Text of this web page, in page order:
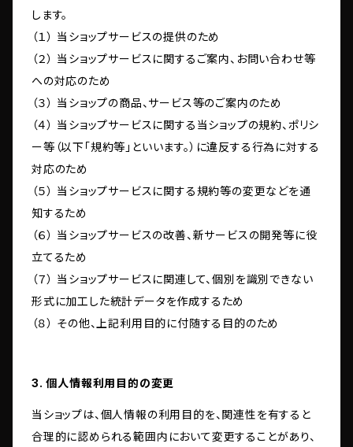
します。
（１） 当ショップサービスの提供のため
（２） 当ショップサービスに関するご案内、お問い合わせ等
への対応のため
（３） 当ショップの商品、サービス等のご案内のため
（４） 当ショップサービスに関する当ショップの規約、ポリシ
ー等（以下「規約等」といいます。）に違反する行為に対する
対応のため
（５） 当ショップサービスに関する規約等の変更などを通
知するため
（６） 当ショップサービスの改善、新サービスの開発等に役
立てるため
（７） 当ショップサービスに関連して、個別を識別できない
形式に加工した統計データを作成するため
（８） その他、上記利用目的に付随する目的のため
3. 個人情報利用目的の変更
当ショップは、個人情報の利用目的を、関連性を有すると
合理的に認められる範囲内において変更することがあり、